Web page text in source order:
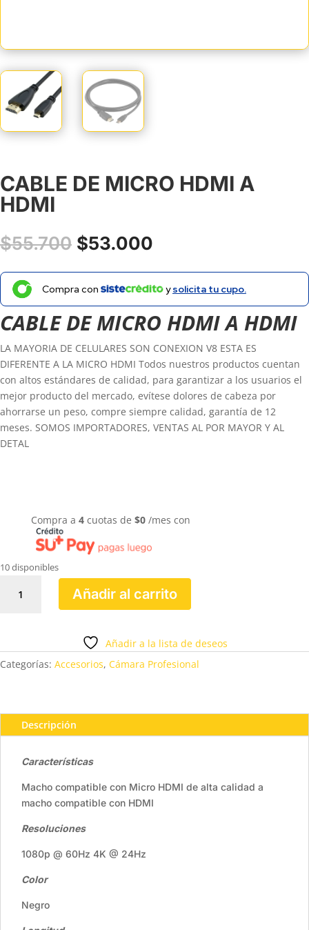
CABLE DE MICRO HDMI A
HDMI
$55.700 El
precio
original
era:
$55.700.
$53.000
actual
es:
$53.000.
Compra con ysolicita tu cupo.
CABLE DE MICRO HDMI A HDMI
LA MAYORIA DE CELULARES SON CONEXION V8 ESTA ES
DIFERENTE A LA MICRO HDMI Todos nuestros productos cuentan
con altos estándares de calidad, para garantizar a los usuarios el
mejor producto del mercado, evítese dolores de cabeza por
ahorrarse un peso, compre siempre calidad, garantía de 12
meses. SOMOS IMPORTADORES, VENTAS AL POR MAYOR Y AL
DETAL
Compra a 4cuotas de $0 /mes con
10 disponibles
HDMI
Añadir al carrito
Añadir a la lista de deseos
Categorías: Accesorios, Cámara Profesional
Descripción
Características
Macho compatible con Micro HDMI de alta calidad a
macho compatible con HDMI
Resoluciones
1080p @ 60Hz 4K @ 24Hz
Color
Negro